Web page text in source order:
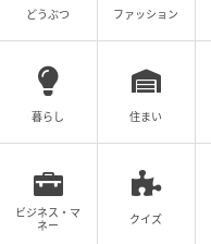
どうぶつ ファッション
暮らし 住まい
ビジネス・マ
ネー
クイズ